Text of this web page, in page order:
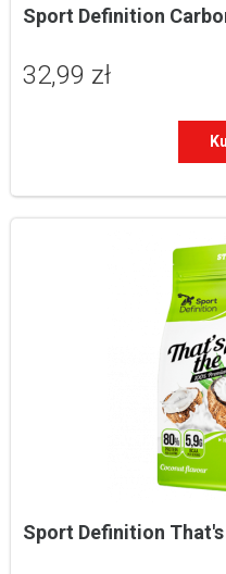
Sport Definition
32,99 zł
Sport Definition That's